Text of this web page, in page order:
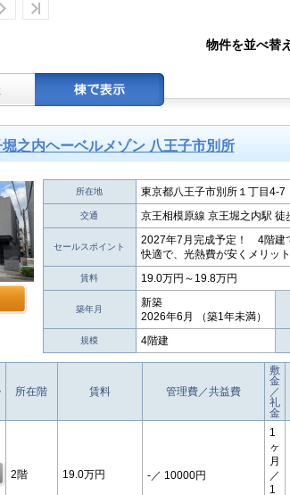
物件を並べ替え
之内ヘーベルメゾン 八王子市別所
所在地 東京都八王子市別所１丁目4-7
交通 京王相模原線 京王堀之内駅 徒
セールスポイント
2027年7月完成予定！ 4階建
快適で、光熱費が安くメリット
賃料 19.0万円～19.8万円
築年月
新築
2026年6月 （築1年未満）
規模 4階建
所在階 賃料 管理費／共益費
敷
金
／
礼
金
2階 19.0万円 -／ 10000円
1
ヶ
月
／
1